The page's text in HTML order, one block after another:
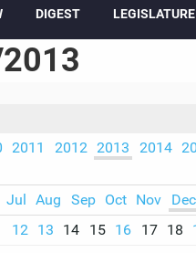
DIGEST LEGISLATURE
2011 2012 2013 2014
Jul Aug Sep Oct Nov
Dec
12 13 14 15 16 17 18